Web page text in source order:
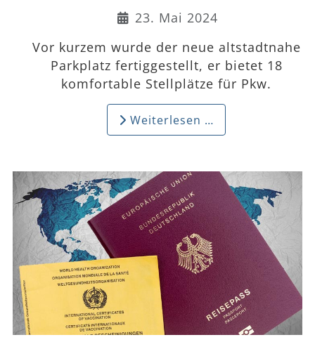
Details
23. Mai 2024
Vor kurzem wurde der neue altstadtnahe
Parkplatz fertiggestellt, er bietet 18
komfortable Stellplätze für Pkw.
Weiterlesen …